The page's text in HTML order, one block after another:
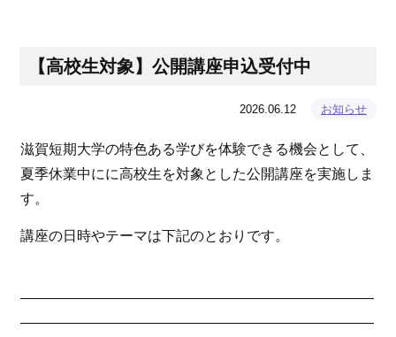
【高校生対象】公開講座申込受付中
2026.06.12 お知らせ
滋賀短期大学の特色ある学びを体験できる機会として、
夏季休業中にに高校生を対象とした公開講座を実施しま
す。
講座の日時やテーマは下記のとおりです。
—————————————————————————
—————————————————————————